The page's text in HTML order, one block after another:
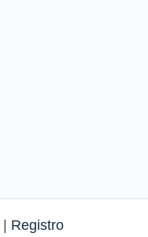
Registro